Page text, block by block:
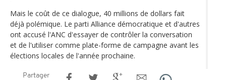
Mais le coût de ce dialogue, 40 millions de dollars fait
déjà polémique. Le parti Alliance démocratique et d'autres
ont accusé l'ANC d'essayer de contrôler la conversation
et de l'utiliser comme plate-forme de campagne avant les
élections locales de l'année prochaine.
Partager